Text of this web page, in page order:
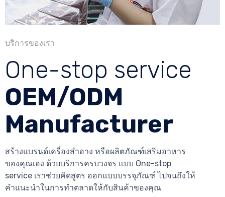
บริการของเรา
One-stop service
OEM/ODM
Manufacturer
สร้างแบรนด์เครื่องสำอาง หรือผลิตภัณฑ์เสริมอาหาร
ของคุณเอง ด้วยบริการครบวงจร แบบ One-stop
service เราช่วยคิดสูตร ออกแบบบรรจุภัณฑ์ ไปจนถึงให้
คำแนะนำในการทำตลาดให้กับสินค้าของคุณ